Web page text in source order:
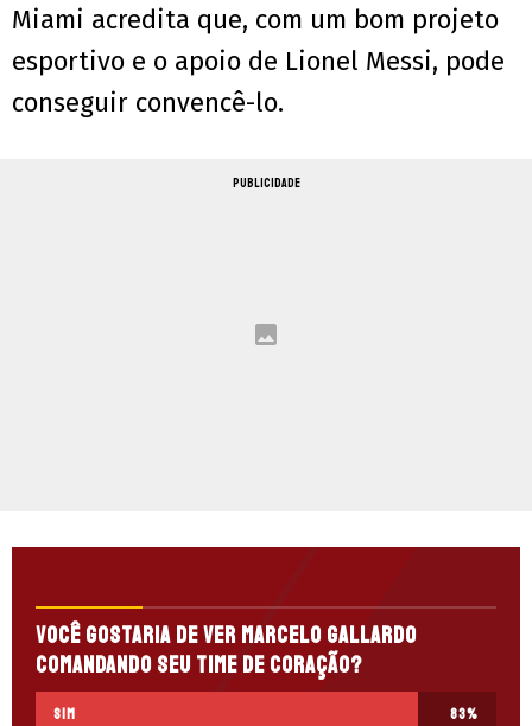
Miami acredita que, com um bom projeto
esportivo e o apoio de Lionel Messi, pode
conseguir convencê-lo.
PUBLICIDADE
Você gostaria de ver Marcelo Gallardo
comandando seu time de coração?
Sim 83%